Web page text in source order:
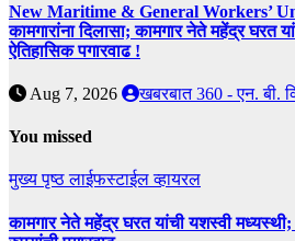
New Maritime & General Workers’
कामगारांना दिलासा; कामगार नेते महेंद्र घरत
ऐतिहासिक पगारवाढ !
Aug 7, 2026 खबरबात 360 - एन. बी.
You missed
मुख्य पृष्ठलाईफस्टाईलव्हायरल
कामगार नेते महेंद्र घरत यांची यशस्वी